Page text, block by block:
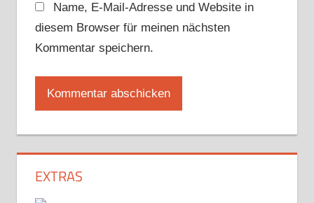
Name, E-Mail-Adresse und Website in
diesem Browser für meinen nächsten
Kommentar speichern.
EXTRAS